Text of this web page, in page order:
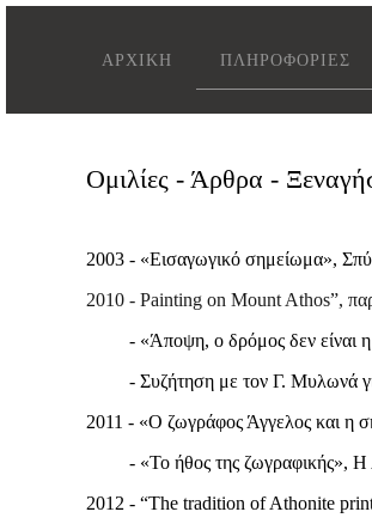
ΑΡΧΙΚΗ ΠΛΗΡΟΦΟΡΙΕΣ
Ομιλίες - Άρθρα -
2003 - «Εισαγωγικό σημείωμα»,
2010 - Painting on Mount Athos”,
- «Άποψη, ο δρόμος δεν είναι η
- Συζήτηση με τον Γ. Μυλωνά για
2011 - «Ο ζωγράφος Άγγελος και η
- «Το ήθος της ζωγραφικής», Η
2012 - “The tradition of Athonite